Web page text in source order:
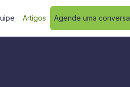
Artigos Agende uma conversa